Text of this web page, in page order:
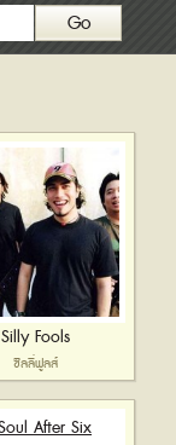
Silly Fools
ซิลลี่ฟูลส์